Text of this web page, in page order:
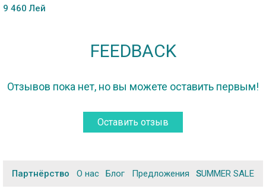
9 460 Лей
FEEDBACK
Отзывов пока нет, но вы можете оставить первым!
Оставить отзыв
Партнёрство О нас Блог Предложения SUMMER SALE